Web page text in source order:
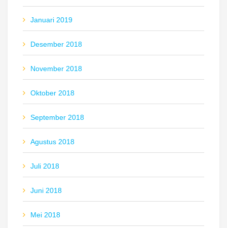
Januari 2019
Desember 2018
November 2018
Oktober 2018
September 2018
Agustus 2018
Juli 2018
Juni 2018
Mei 2018